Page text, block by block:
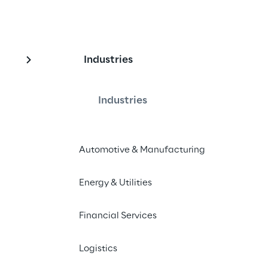
Industries
Industries
Automotive & Manufacturing
Energy & Utilities
Financial Services
Logistics